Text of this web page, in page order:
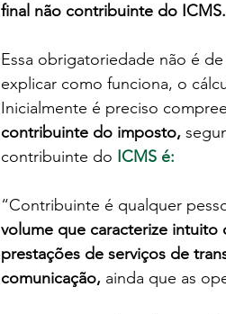
final não contribuinte do ICMS.
Essa obrigatoriedade não é
explicar como funciona, o
Inicialmente é preciso
contribuinte do imposto,
contribuinte do ICMS é:
“Contribuinte é qualquer
volume que caracterize
prestações de serviços de
comunicação, ainda que as